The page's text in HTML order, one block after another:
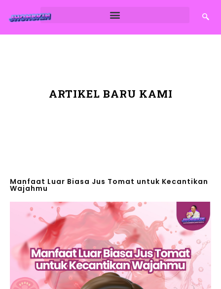
ARTIKEL BARU KAMI
Manfaat Luar Biasa Jus Tomat untuk Kecantikan
Wajahmu